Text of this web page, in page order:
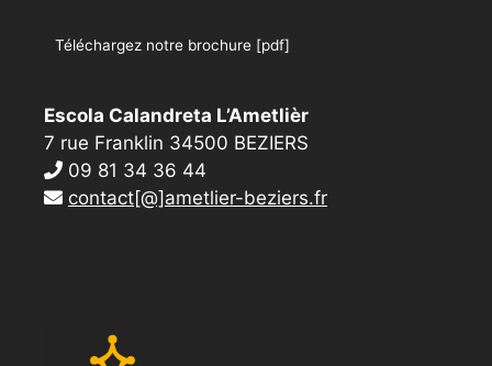
Téléchargez notre brochure [pdf]
Escola Calandreta L’Ametlièr
7 rue Franklin 34500 BEZIERS
09 81 34 36 44
contact[@]ametlier-beziers.fr